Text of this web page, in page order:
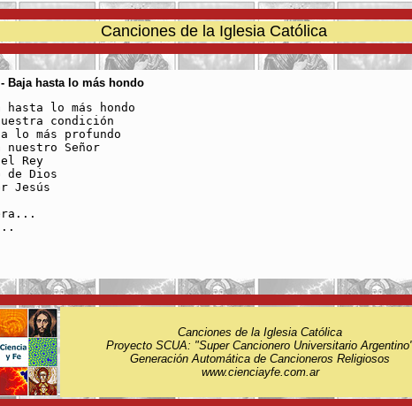
Canciones de la Iglesia Católica
- Baja hasta lo más hondo
hasta lo más hondo
condición
lo más profundo
nuestro Señor
Rey
de Dios
Jesús
Canciones de la Iglesia Católica
Proyecto SCUA: "Super Cancionero Universitario
Generación Automática de Cancioneros Religiosos
www.cienciayfe.com.ar